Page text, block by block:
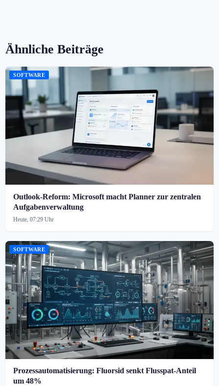
Ähnliche Beiträge
SOFTWARE
Outlook-Reform: Microsoft macht Planner zur zentralen
Aufgabenverwaltung
Heute, 07:29 Uhr
SOFTWARE
Prozessautomatisierung: Fluorsid senkt Flusspat-Anteil
um 48%